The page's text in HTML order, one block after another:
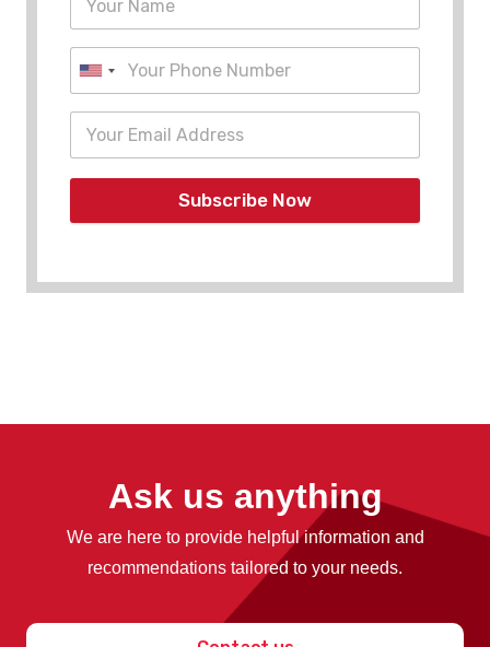
Subscribe Now
Ask us anything
We are here to provide helpful information and
recommendations tailored to your needs.